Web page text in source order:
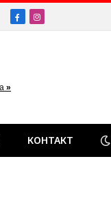
FacebookInstagram
КОНТАКТ